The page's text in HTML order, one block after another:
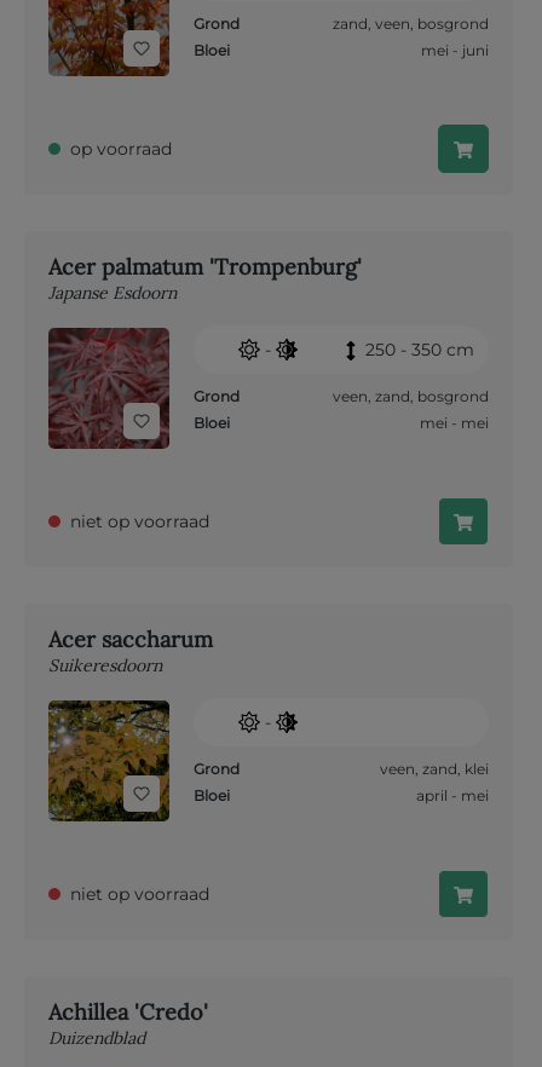
Grond zand, veen, bosgrond
Bloei
mei - juni
op voorraad
Acer palmatum 'Trompenburg'
Japanse Esdoorn
- 250 - 350 cm
Grond veen, zand, bosgrond
Bloei
mei - mei
niet op voorraad
Acer saccharum
Suikeresdoorn
-
Grond veen, zand, klei
Bloei
april - mei
niet op voorraad
Achillea 'Credo'
Duizendblad